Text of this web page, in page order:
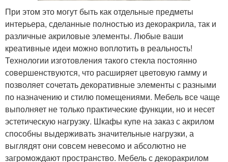
При этом это могут быть как отдельные предметы
интерьера, сделанные полностью из декоракрила, так и
различные акриловые элементы. Любые ваши
креативные идеи можно воплотить в реальность!
Технологии изготовления такого стекла постоянно
совершенствуются, что расширяет цветовую гамму и
позволяет сочетать декоративные элементы с разными
по назначению и стилю помещениями. Мебель все чаще
выполняет не только практические функции, но и несет
эстетическую нагрузку. Шкафы купе на заказ с акрилом
способны выдерживать значительные нагрузки, а
выглядят они совсем невесомо и абсолютно не
загромождают пространство. Мебель с декоракрилом